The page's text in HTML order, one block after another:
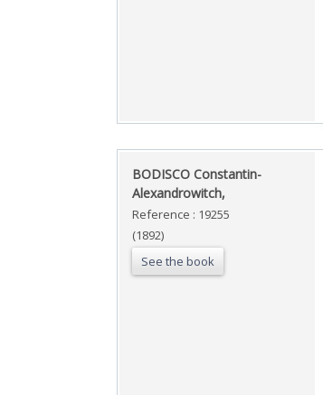
‎BODISCO Constantin-
Alexandrowitch,‎
Reference : 19255
(1892)
See the book